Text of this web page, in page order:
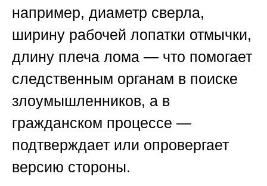
например, диаметр сверла,
ширину рабочей лопатки отмычки,
длину плеча лома — что помогает
следственным органам в поиске
злоумышленников, а в
гражданском процессе —
подтверждает или опровергает
версию стороны.